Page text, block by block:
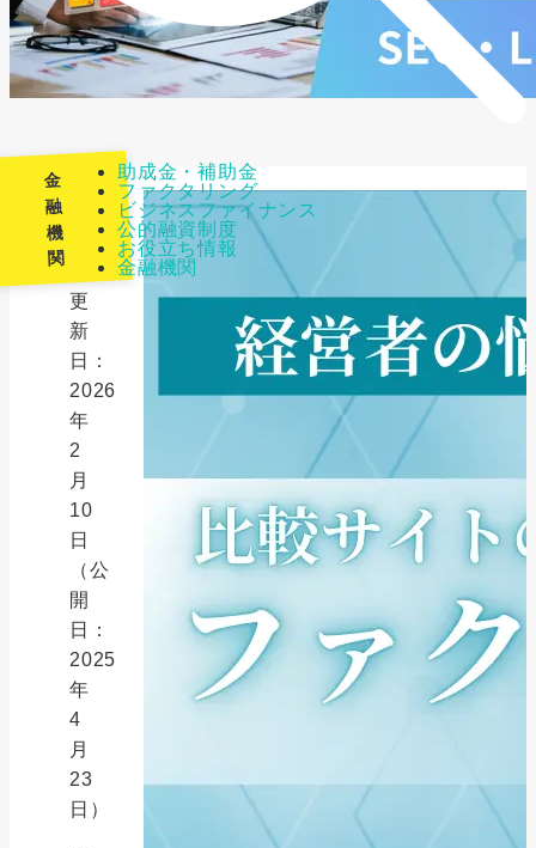
助成金・補助金
ファクタリング
ビジネスファイナンス
公的融資制度
お役立ち情報
金融機関
金
融
機
関
更
新
日：
2026
年
2
月
10
日
（公
開
日：
2025
年
4
月
23
日）